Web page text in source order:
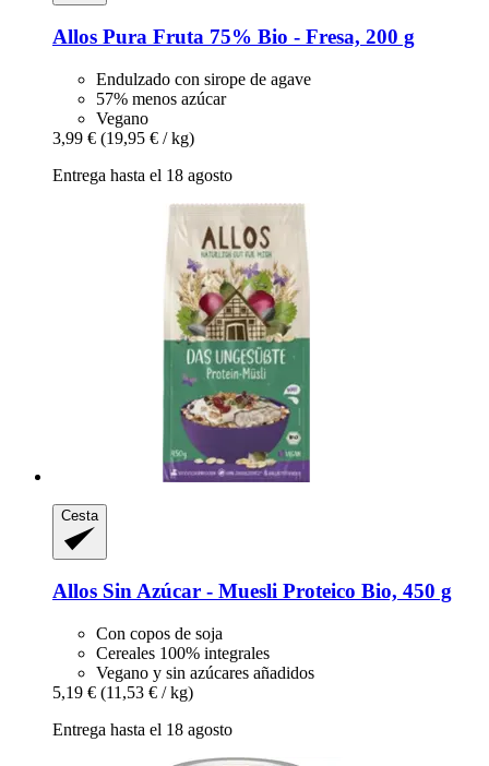
Allos Pura Fruta 75% Bio -​ Fresa, 200 g
Endulzado con sirope de agave
57% menos azúcar
Vegano
3,99 € (19,95 € / kg)
Entrega hasta el 18 agosto
Cesta
Allos Sin Azúcar -​ Muesli Proteico Bio, 450 g
Con copos de soja
Cereales 100% integrales
Vegano y sin azúcares añadidos
5,19 € (11,53 € / kg)
Entrega hasta el 18 agosto